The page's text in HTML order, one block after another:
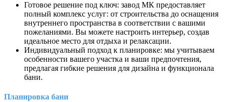
Готовое решение под ключ: завод МК предоставляет
полный комплекс услуг: от строительства до оснащения
внутреннего пространства в соответствии с вашими
пожеланиями. Вы можете настроить интерьер, создав
идеальное место для отдыха и релаксации.
Индивидуальный подход к планировке: мы учитываем
особенности вашего участка и ваши предпочтения,
предлагая гибкие решения для дизайна и функционала
бани.
Планировка бани